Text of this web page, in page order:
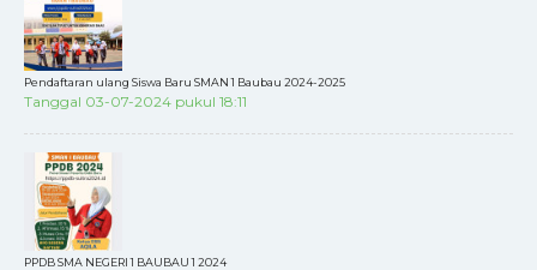
Pendaftaran ulang Siswa Baru SMAN 1 Baubau 2024-2025
Tanggal 03-07-2024 pukul 18:11
PPDB SMA NEGERI 1 BAUBAU 1 2024